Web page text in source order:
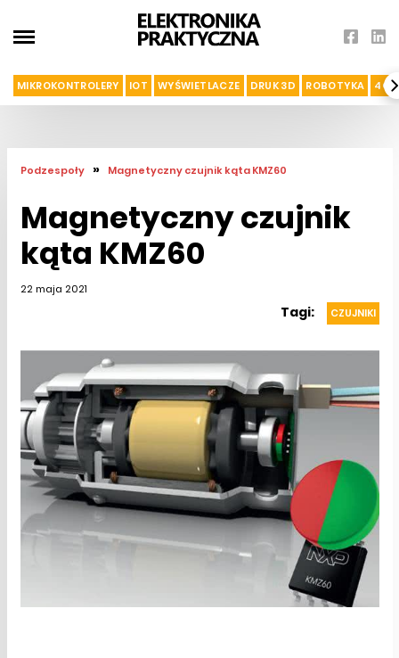
MIKROKONTROLERY IOT WYŚWIETLACZE DRUK 3D ROBOTYKA 4G I
Podzespoły » Magnetyczny czujnik kąta KMZ60
Magnetyczny czujnik
kąta KMZ60
22 maja 2021
Tagi: CZUJNIKI